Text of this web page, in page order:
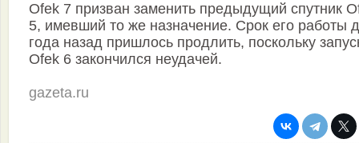
Ofek 7 призван заменить предыдущий спутник
5, имевший то же назначение. Срок его работы
года назад пришлось продлить, поскольку
Ofek 6 закончился неудачей.
gazeta.ru